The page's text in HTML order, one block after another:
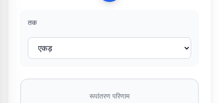
तक
रूपांतरण परिणाम